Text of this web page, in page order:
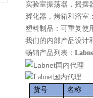
实验室振荡器，摇摆
孵化器，烤箱和浴室
塑料制品：可重复使
我们的内部产品设计
畅销产品列表：
货号 名称